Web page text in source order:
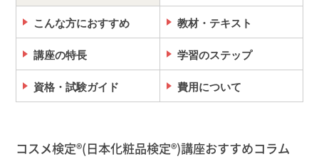
こんな方におすすめ 教材・テキスト
講座の特長 学習のステップ
資格・試験ガイド 費用について
コスメ検定®(日本化粧品検定®)講座おすすめコラム